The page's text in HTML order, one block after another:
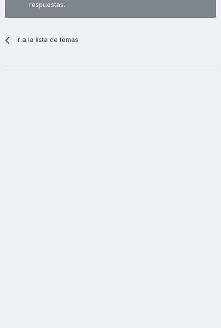
respuestas.
Ir a la lista de temas